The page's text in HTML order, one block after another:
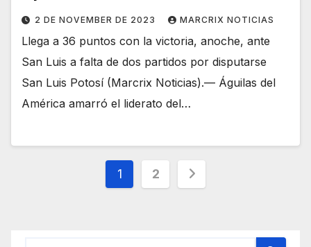
2 DE NOVEMBER DE 2023 MARCRIX NOTICIAS
Llega a 36 puntos con la victoria, anoche, ante
San Luis a falta de dos partidos por disputarse
San Luis Potosí (Marcrix Noticias).— Águilas del
América amarró el liderato del…
Posts
1 2